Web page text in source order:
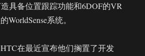
具备位置跟踪功能和6DOF的VR
系统。
在最近宣布他们搁置了开发